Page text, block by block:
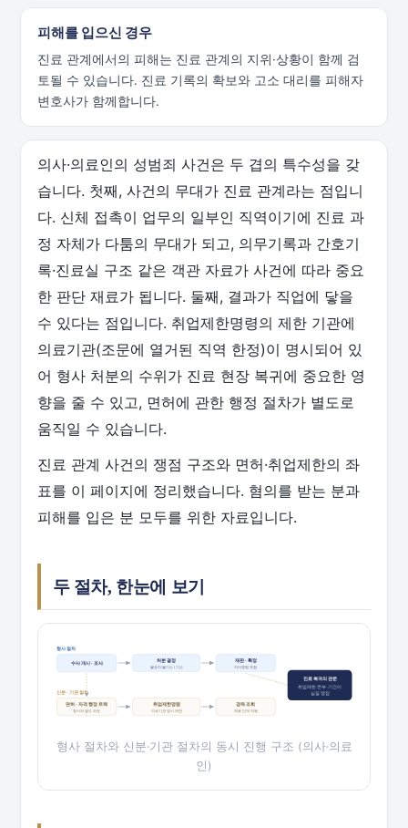
피해를 입으신 경우
진료 관계에서의 피해는 진료 관계의 지위·상황이 함께 검
토될 수 있습니다. 진료 기록의 확보와 고소 대리를 피해자
변호사가 함께합니다.
의사·의료인의 성범죄 사건은 두 겹의 특수성을 갖
습니다. 첫째, 사건의 무대가 진료 관계라는 점입니
다. 신체 접촉이 업무의 일부인 직역이기에 진료 과
정 자체가 다툼의 무대가 되고, 의무기록과 간호기
록·진료실 구조 같은 객관 자료가 사건에 따라 중요
한 판단 재료가 됩니다. 둘째, 결과가 직업에 닿을
수 있다는 점입니다. 취업제한명령의 제한 기관에
의료기관(조문에 열거된 직역 한정)이 명시되어 있
어 형사 처분의 수위가 진료 현장 복귀에 중요한 영
향을 줄 수 있고, 면허에 관한 행정 절차가 별도로
움직일 수 있습니다.
진료 관계 사건의 쟁점 구조와 면허·취업제한의 좌
표를 이 페이지에 정리했습니다. 혐의를 받는 분과
피해를 입은 분 모두를 위한 자료입니다.
두 절차, 한눈에 보기
형사 절차
수사 개시 · 조사
처분 결정
불송치·불기소 / 기소
재판 · 확정
약식명령 포함
신분 · 기관 절차
면허 · 자격 행정 트랙
형사와 별도 좌표
취업제한명령
의료기관 명시 제한
경력 조회
채용 단계 작동
진료 복귀의 관문
취업제한 존부·기간이
실질 쟁점
형사 절차와 신분·기관 절차의 동시 진행 구조 (의사·의료
인)